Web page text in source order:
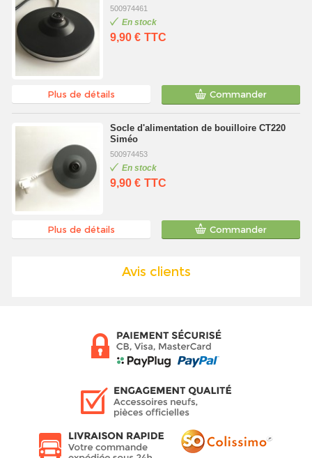
500974461
En stock
9,90 € TTC
Plus de détails Commander
Socle d'alimentation de bouilloire CT220
Siméo
500974453
En stock
9,90 € TTC
Plus de détails Commander
Avis clients